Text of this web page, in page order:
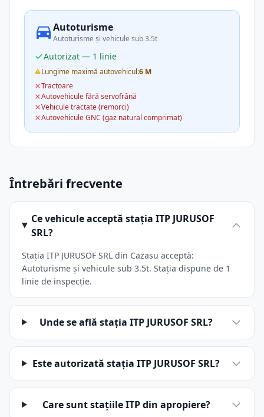
Autoturisme
Autoturisme și vehicule sub 3.5t
Autorizat — 1 linie
Lungime maximă autovehicul:6 M
Tractoare
Autovehicule fără servofrână
Vehicule tractate (remorci)
Autovehicule GNC (gaz natural comprimat)
Întrebări frecvente
Ce vehicule acceptă stația ITP JURUSOF
SRL?
Stația ITP JURUSOF SRL din Cazasu acceptă:
Autoturisme și vehicule sub 3.5t. Stația dispune de 1
linie de inspecție.
Unde se află stația ITP JURUSOF SRL?
Este autorizată stația ITP JURUSOF SRL?
Care sunt stațiile ITP din apropiere?